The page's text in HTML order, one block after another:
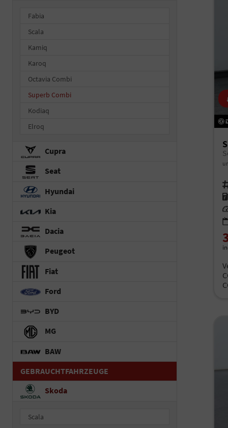
Fabia
Scala
Kamiq
Karoq
Octavia Combi
Superb Combi
Kodiaq
Elroq
Cupra
Seat
Hyundai
Kia
Dacia
Peugeot
Fiat
Ford
BYD
MG
BAW
GEBRAUCHTFAHRZEUGE
Skoda
Scala